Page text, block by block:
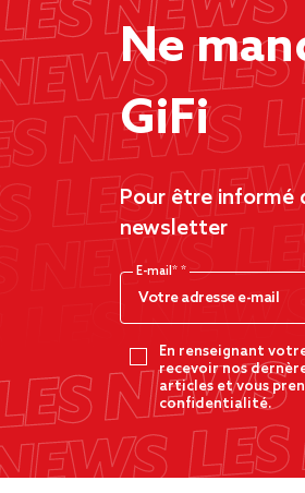
Ne
GiFi
Pour être informé
newsletter
E-mail*
En renseignant
recevoir nos
articles et vous
confidentialité.